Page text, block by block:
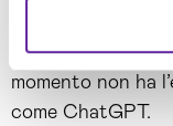
No Code
momento non ha
come ChatGPT.